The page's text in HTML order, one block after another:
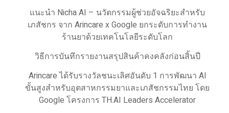
แนะนำ Nicha AI – นวัตกรรมผู้ช่วยอัจฉริยะสำหรับ
เภสัชกร จาก Arincare x Google ยกระดับการทำงาน
ร้านยาด้วยเทคโนโลยีระดับโลก
วิธีการบันทึกรายงานสรุปสินค้าคงคลังก่อนสิ้นปี
Arincare ได้รับรางวัลชนะเลิศอันดับ 1 การพัฒนา AI
ขั้นสูงสำหรับอุตสาหกรรมยาและเภสัชกรรมไทย โดย
Google โครงการ TH.AI Leaders Accelerator